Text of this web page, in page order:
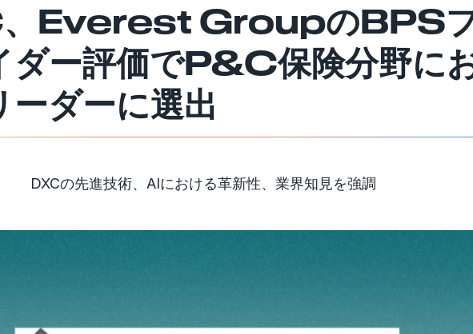
Everest GroupのBPS
ダー評価でP&C保険分野に
ーダーに選出
DXCの先進技術、AIにおける革新性、業界知見を強調